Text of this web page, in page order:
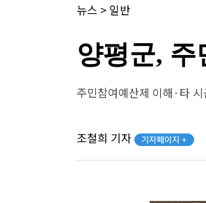
뉴스 > 일반
양평군,
주민참여예산제 이해·타 시
조철희 기자 기자페이지 +